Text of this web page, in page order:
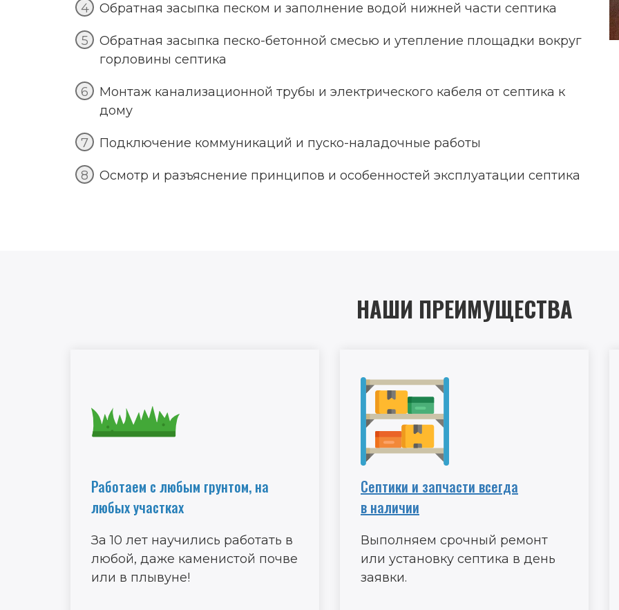
Обратная засыпка песком и заполнение водой нижней части септика
Обратная засыпка песко-бетонной смесью и утепление площадки вокруг
горловины септика
Монтаж канализационной трубы и электрического кабеля от септика к
дому
Подключение коммуникаций и пуско-наладочные работы
Осмотр и разъяснение принципов и особенностей эксплуатации септика
НАШИ ПРЕИМУЩЕСТВА
Работаем с любым грунтом, на
любых участках
За 10 лет научились работать в
любой, даже каменистой почве
или в плывуне!
Септики и запчасти всегда
в наличии
Выполняем срочный ремонт
или установку септика в день
заявки.